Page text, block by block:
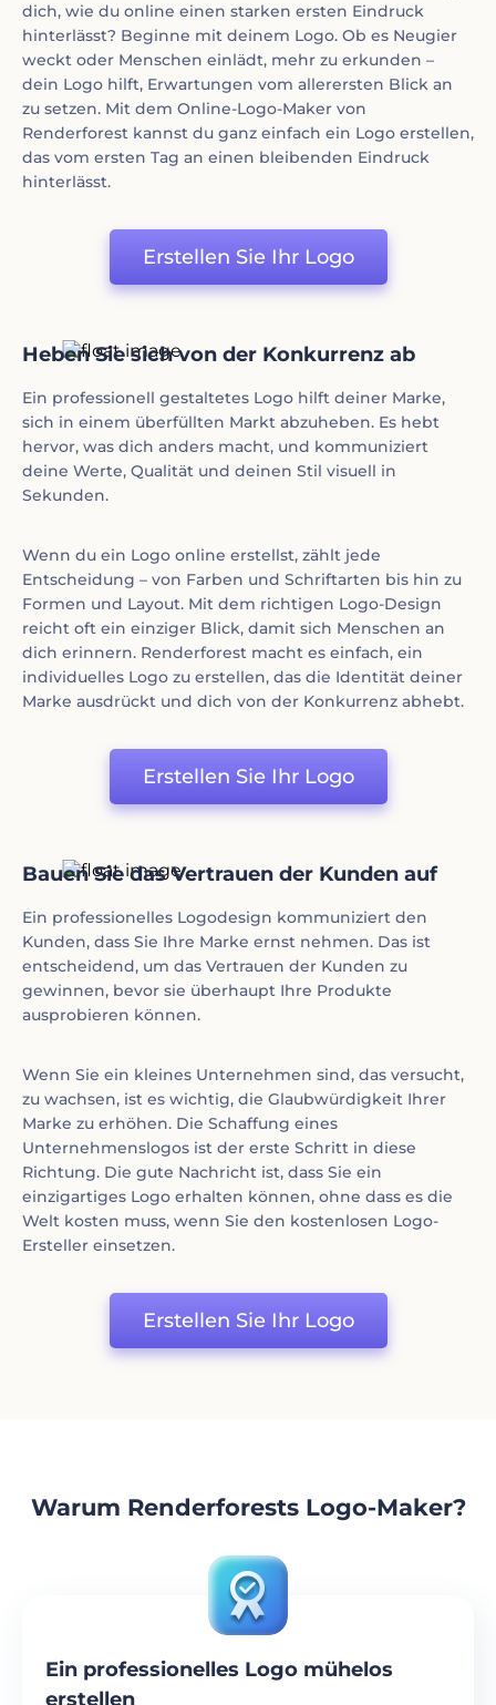
dich, wie du online einen starken ersten Eindruck
hinterlässt? Beginne mit deinem Logo. Ob es Neugier
weckt oder Menschen einlädt, mehr zu erkunden –
dein Logo hilft, Erwartungen vom allerersten Blick an
zu setzen. Mit dem Online-Logo-Maker von
Renderforest kannst du ganz einfach ein Logo erstellen,
das vom ersten Tag an einen bleibenden Eindruck
hinterlässt.
Erstellen Sie Ihr Logo
Heben Sie sich von der Konkurrenz ab
Ein professionell gestaltetes Logo hilft deiner Marke,
sich in einem überfüllten Markt abzuheben. Es hebt
hervor, was dich anders macht, und kommuniziert
deine Werte, Qualität und deinen Stil visuell in
Sekunden.
Wenn du ein Logo online erstellst, zählt jede
Entscheidung – von Farben und Schriftarten bis hin zu
Formen und Layout. Mit dem richtigen Logo-Design
reicht oft ein einziger Blick, damit sich Menschen an
dich erinnern. Renderforest macht es einfach, ein
individuelles Logo zu erstellen, das die Identität deiner
Marke ausdrückt und dich von der Konkurrenz abhebt.
Erstellen Sie Ihr Logo
Bauen Sie das Vertrauen der Kunden auf
Ein professionelles Logodesign kommuniziert den
Kunden, dass Sie Ihre Marke ernst nehmen. Das ist
entscheidend, um das Vertrauen der Kunden zu
gewinnen, bevor sie überhaupt Ihre Produkte
ausprobieren können.
Wenn Sie ein kleines Unternehmen sind, das versucht,
zu wachsen, ist es wichtig, die Glaubwürdigkeit Ihrer
Marke zu erhöhen. Die Schaffung eines
Unternehmenslogos ist der erste Schritt in diese
Richtung. Die gute Nachricht ist, dass Sie ein
einzigartiges Logo erhalten können, ohne dass es die
Welt kosten muss, wenn Sie den kostenlosen Logo-
Ersteller einsetzen.
Erstellen Sie Ihr Logo
Warum Renderforests Logo-Maker?
Ein professionelles Logo mühelos
erstellen